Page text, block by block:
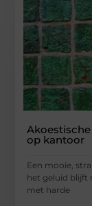
op kantoor
Een mooie,
het geluid blijft
met harde